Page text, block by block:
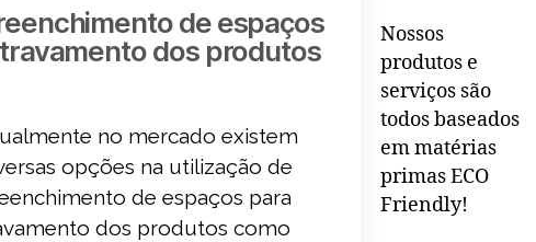
de espaços
dos produtos
no mercado existem
opções na utilização de
de espaços para
dos produtos como
Nossos
produtos e
serviços são
todos baseados
em matérias
primas ECO
Friendly!